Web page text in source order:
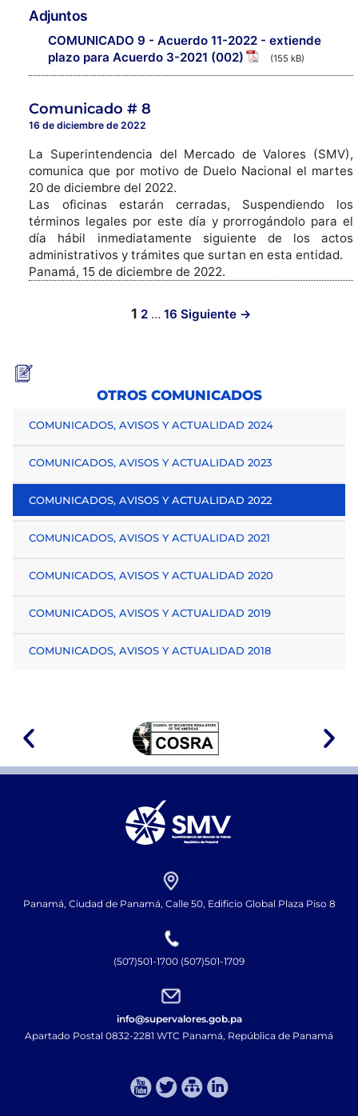
Adjuntos
COMUNICADO 9 - Acuerdo 11-2022 - extiende
plazo para Acuerdo 3-2021 (002)
(155 kB)
Comunicado # 8
16 de diciembre de 2022
La Superintendencia del Mercado de Valores (SMV),
comunica que por motivo de Duelo Nacional el martes
20 de diciembre del 2022.
Las oficinas estarán cerradas, Suspendiendo los
términos legales por este día y prorrogándolo para el
día hábil inmediatamente siguiente de los actos
administrativos y trámites que surtan en esta entidad.
Panamá, 15 de diciembre de 2022.
1 2 … 16 Siguiente →
OTROS COMUNICADOS
COMUNICADOS, AVISOS Y ACTUALIDAD 2024
COMUNICADOS, AVISOS Y ACTUALIDAD 2023
COMUNICADOS, AVISOS Y ACTUALIDAD 2022
COMUNICADOS, AVISOS Y ACTUALIDAD 2021
COMUNICADOS, AVISOS Y ACTUALIDAD 2020
COMUNICADOS, AVISOS Y ACTUALIDAD 2019
COMUNICADOS, AVISOS Y ACTUALIDAD 2018
Panamá, Ciudad de Panamá, Calle 50, Edificio Global Plaza Piso 8
(507)501-1700 (507)501-1709
info@supervalores.gob.pa
Apartado Postal 0832-2281 WTC Panamá, República de Panamá​